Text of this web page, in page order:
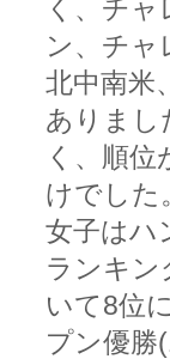
く、チ
ン、チ
北中南米
ありまし
く、順
けでした
女子はハ
ランキン
いて8位
プン優勝